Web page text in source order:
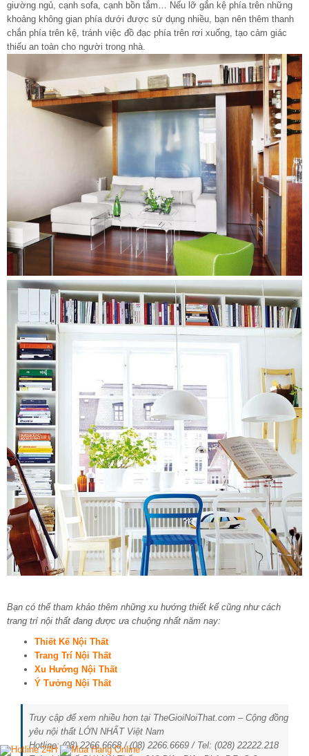
giường ngủ, cạnh sofa, cạnh bồn tắm… Nếu lỡ gắn kệ phía trên những
khoảng không gian phía dưới được sử dụng nhiều, bạn nên thêm thanh
chắn phía trên kệ, tránh việc đồ đạc phía trên rơi xuống, tạo cảm giác
thiếu an toàn cho người trong nhà.
Bạn có thể tham khảo thêm những xu hướng thiết kế cũng như cách
trang trí nội thất đang được ưa chuộng nhất năm nay:
Thiết Kế Nội Thất
Trang Trí Nội Thất
Xu Hướng Nội Thất
Ý Tưởng Nội Thất
Truy cập để xem nhiều hơn tại TheGioiNoiThat.com – Cộng đồng
yêu nội thất LỚN NHẤT Việt Nam
Hotline: (08) 2266.6668 / (08) 2266.6669 / Tel: (028) 22222.218